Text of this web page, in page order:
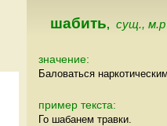
шабить, сущ., м.р
значение:
Баловаться
пример текста:
Го шабанем травки.